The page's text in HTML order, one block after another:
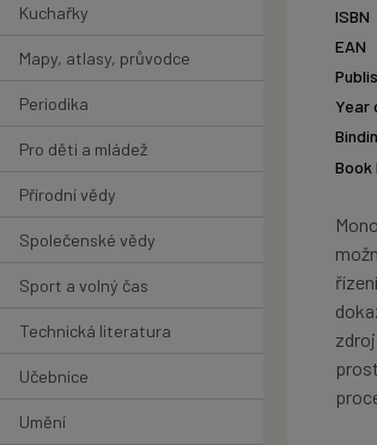
Kuchařky
Mapy, atlasy, průvodce
Periodika
Pro děti a mládež
Přírodní vědy
Společenské vědy
Sport a volný čas
Technická literatura
Učebnice
Umění
ISBN
EAN
Year
Book